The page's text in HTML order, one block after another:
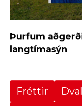
Þurfum
langtímasýn
Fréttir